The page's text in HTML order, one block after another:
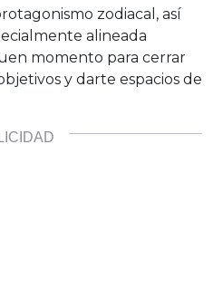
zodiacal, así
alineada
momento para cerrar
y darte espacios de